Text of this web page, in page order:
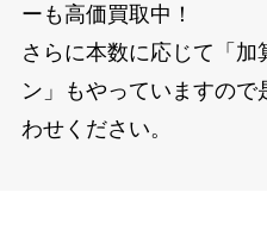
ーも高価買取中！
さらに本数に応じて「加
ン」もやっていますの
わせください。